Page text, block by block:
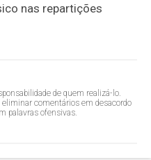
nas repartições
de quem realizá-lo.
comentários em desacordo
palavras ofensivas.